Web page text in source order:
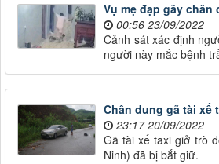
Vụ mẹ đạp gãy chân
00:56 23/09/2022
Cảnh sát xác định
người này mắc bệnh
Chân dung gã tài xế
23:17 20/09/2022
Gã tài xế taxi giở trò
Ninh) đã bị bắt giữ.